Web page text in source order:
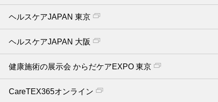
ヘルスケアJAPAN 東京
ヘルスケアJAPAN 大阪
健康施術の展示会 からだケアEXPO 東京
CareTEX365オンライン